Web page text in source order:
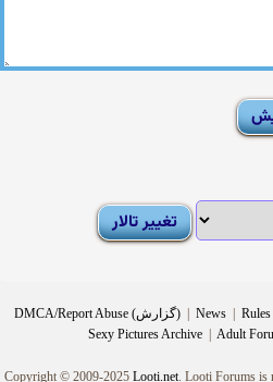
DMCA/Report Abuse (گزارش) News Rules
Sexy Pictures Archive
Adult
Copyright © 2009-2025 Looti.net. Looti Forums is